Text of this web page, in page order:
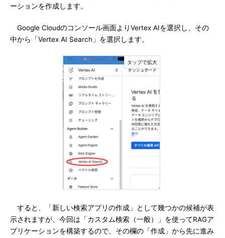
ーションを作成します。
Google Cloudのコンソール画面よりVertex AIを選択し、その
中から「Vertex AI Search」を選択します。
すると、「新しい検索アプリの作成」として幾つかの候補が表
示されますが、今回は「カスタム検索（一般）」を使ってRAGア
プリケーションを構築するので、その欄の「作成」から先に進み